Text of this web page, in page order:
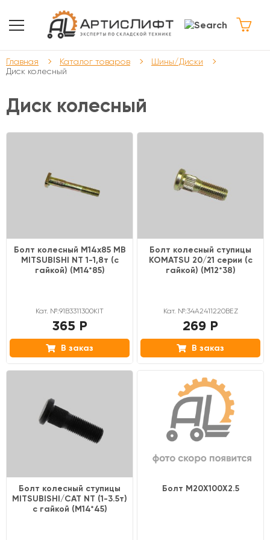
Главная Каталог товаров
Шины/Диски
Диск колесный
Диск колесный
Болт колесный M14x85 МВ
MITSUBISHI NT 1-1,8т (с
гайкой) (M14*85)
Кат. №:91B3311300KIT
365 Р
В заказ
Болт колесный ступицы
KOMATSU 20/21 cерии (с
гайкой) (M12*38)
Кат. №:34A2411220BEZ
269 Р
В заказ
Болт колесный ступицы
MITSUBISHI/CAT NT (1-3.5т)
с гайкой (M14*45)
Болт М20Х100Х2.5